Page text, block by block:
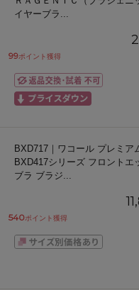
イヤーブラ ...
99ポイント獲得
BXD717｜ワコール プレミア
BXD417シリーズ フロントエ
ブラ ブラジ...
540ポイント獲得